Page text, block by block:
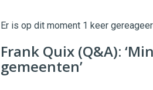
Digital
96 54
Er is op dit moment 1 keer
Frank Quix (Q&A):
gemeenten’